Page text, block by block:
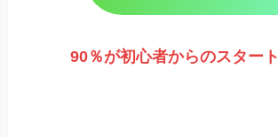
90％が初心者からのスタート